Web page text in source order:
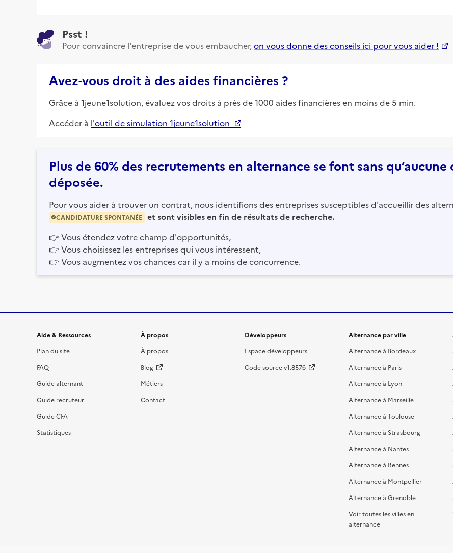
Psst !
Pour convaincre l'entreprise de vous embaucher,on vous donne des conseils ici pour vous aider !
Avez-vous droit à des aides financières ?
Grâce à 1jeune1solution, évaluez vos droits à près de 1000 aides financières en moins de 5 min.
Accéder à l'outil de simulation 1jeune1solution
Plus de 60% des recrutements en alternance se font sans qu’aucune
déposée.
Pour vous aider à trouver un contrat, nous identifions des entreprises susceptibles d'accueillir des
CANDIDATURE SPONTANÉE
et sont visibles en fin de résultats de recherche.
👉 Vous étendez votre champ d'opportunités,
👉 Vous choisissez les entreprises qui vous intéressent,
👉 Vous augmentez vos chances car il y a moins de concurrence.
Informations et liens du site
Aide & Ressources
Plan du site
FAQ
Guide alternant
Guide recruteur
Guide CFA
Statistiques
À propos
À propos
Blog
Métiers
Contact
Développeurs
Espace développeurs
Code source v1.857.6
Alternance par ville
Alternance à Bordeaux
Alternance à Paris
Alternance à Lyon
Alternance à Marseille
Alternance à Toulouse
Alternance à Strasbourg
Alternance à Nantes
Alternance à Rennes
Alternance à Montpellier
Alternance à Grenoble
Voir toutes les villes en
alternance